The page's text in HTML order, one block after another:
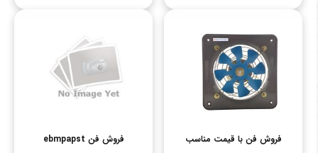
فروش فن با قیمت مناسب فروش فن ebmpapst